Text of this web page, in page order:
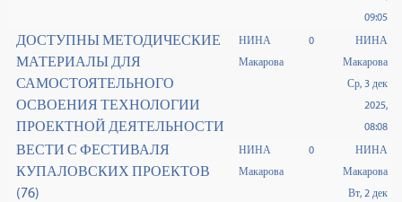
09:05
ДОСТУПНЫ МЕТОДИЧЕСКИЕ
МАТЕРИАЛЫ ДЛЯ
САМОСТОЯТЕЛЬНОГО
ОСВОЕНИЯ ТЕХНОЛОГИИ
ПРОЕКТНОЙ ДЕЯТЕЛЬНОСТИ
НИНА
Макарова
0
НИНА
Макарова
Ср, 3 дек
2025,
08:08
ВЕСТИ С ФЕСТИВАЛЯ
КУПАЛОВСКИХ ПРОЕКТОВ
(76)
НИНА
Макарова
0
НИНА
Макарова
Вт, 2 дек